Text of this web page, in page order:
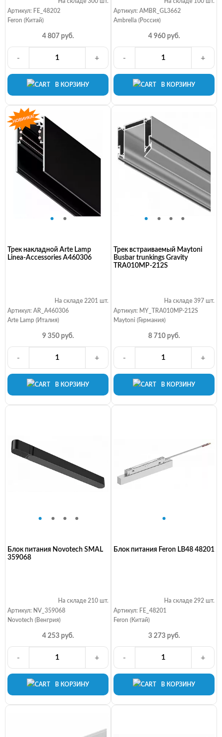
Артикул: FE_48202
Feron (Китай)
4 807 руб.
В КОРЗИНУ
- +
Артикул: AMBR_GL3662
Ambrella (Россия)
4 960 руб.
В КОРЗИНУ
- +
Трек накладной Arte Lamp
Linea-Accessories A460306
На складе 2201 шт.
Артикул: AR_A460306
Arte Lamp (Италия)
9 350 руб.
В КОРЗИНУ
- +
Трек встраиваемый Maytoni
Busbar trunkings Gravity
TRA010MP-212S
На складе 397 шт.
Артикул: MY_TRA010MP-212S
Maytoni (Германия)
8 710 руб.
В КОРЗИНУ
- +
Блок питания Novotech SMAL
359068
На складе 210 шт.
Артикул: NV_359068
Novotech (Венгрия)
4 253 руб.
В КОРЗИНУ
- +
Блок питания Feron LB48 48201
На складе 292 шт.
Артикул: FE_48201
Feron (Китай)
3 273 руб.
В КОРЗИНУ
- +